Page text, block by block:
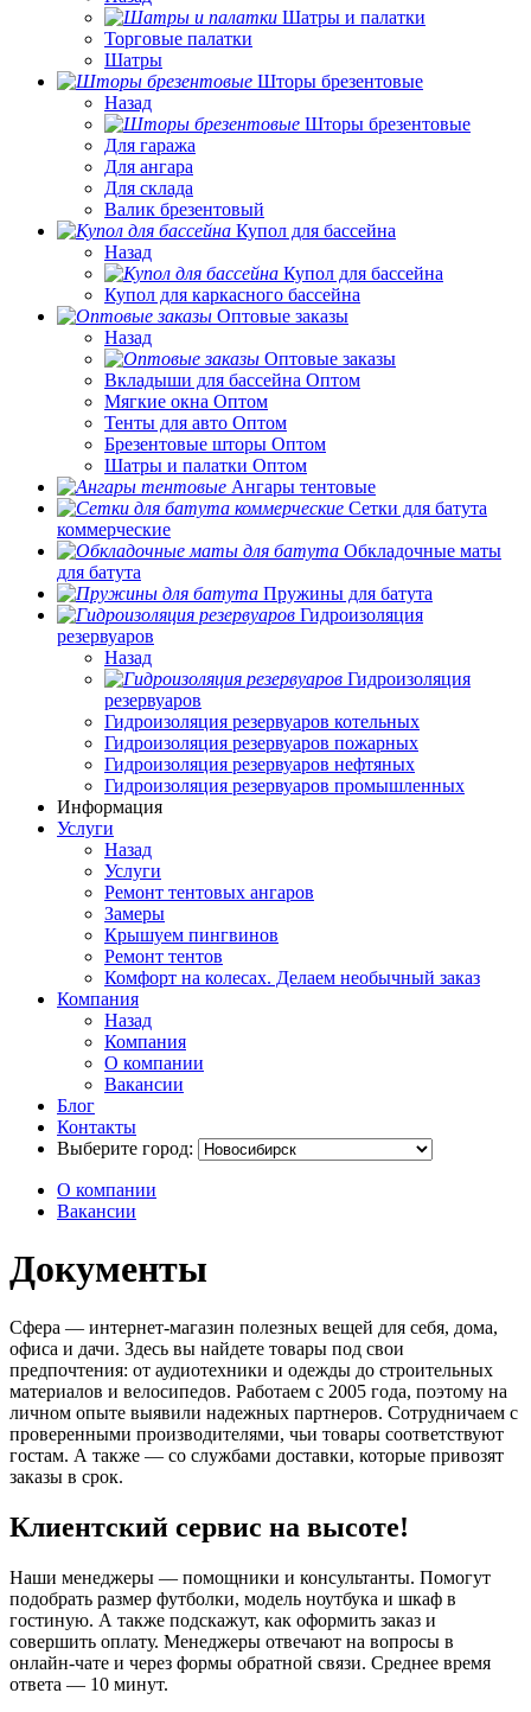
Шатры и палатки
Торговые палатки
Шатры
Шторы брезентовые
Назад
Шторы брезентовые
Для гаража
Для ангара
Для склада
Валик брезентовый
Купол для бассейна
Назад
Купол для бассейна
Купол для каркасного бассейна
Оптовые заказы
Назад
Оптовые заказы
Вкладыши для бассейна Оптом
Мягкие окна Оптом
Тенты для авто Оптом
Брезентовые шторы Оптом
Шатры и палатки Оптом
Ангары тентовые
Сетки для батута
коммерческие
Обкладочные маты
для батута
Пружины для батута
Гидроизоляция
резервуаров
Назад
Гидроизоляция
резервуаров
Гидроизоляция резервуаров котельных
Гидроизоляция резервуаров пожарных
Гидроизоляция резервуаров нефтяных
Гидроизоляция резервуаров промышленных
Информация
Услуги
Назад
Услуги
Ремонт тентовых ангаров
Замеры
Крышуем пингвинов
Ремонт тентов
Комфорт на колесах. Делаем необычный заказ
Компания
Назад
Компания
О компании
Вакансии
Блог
Контакты
Выберите город:
О компании
Вакансии
Документы
Сфера — интернет-магазин полезных вещей для себя, дома,
офиса и дачи. Здесь вы найдете товары под свои
предпочтения: от аудиотехники и одежды до строительных
материалов и велосипедов. Работаем с 2005 года, поэтому на
личном опыте выявили надежных партнеров. Сотрудничаем с
проверенными производителями, чьи товары соответствуют
гостам. А также — со службами доставки, которые привозят
заказы в срок.
Клиентский сервис на высоте!
Наши менеджеры — помощники и консультанты. Помогут
подобрать размер футболки, модель ноутбука и шкаф в
гостиную. А также подскажут, как оформить заказ и
совершить оплату. Менеджеры отвечают на вопросы в
онлайн-чате и через формы обратной связи. Среднее время
ответа — 10 минут.